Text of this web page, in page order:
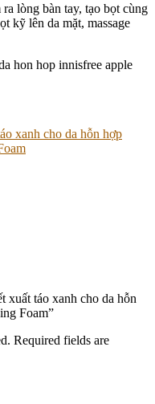
lòng bàn tay, tạo bọt cùng
kỹ lên da mặt, massage
xanh cho da hỗn hợp
xuất táo xanh cho da hỗn
Foam”
Required fields are